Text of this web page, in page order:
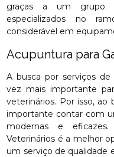
graças a um grupo
especializados no
considerável em
Acupuntura para
A busca por serviços
vez mais importante
veterinários. Por isso,
importante contar com
modernas e
Veterinários é a melhor
um serviço de qualidade